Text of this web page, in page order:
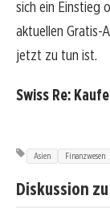
sich ein Einstieg
aktuellen Gratis-
jetzt zu tun ist.
Swiss Re:
Asien Finanzwesen
Diskussion